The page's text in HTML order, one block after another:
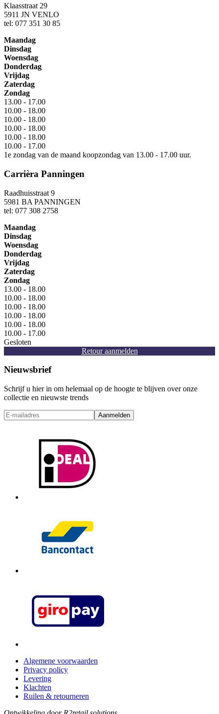
Klaasstraat 29
5911 JN VENLO
tel: 077 351 30 85
Maandag
Dinsdag
Woensdag
Donderdag
Vrijdag
Zaterdag
Zondag
13.00 - 17.00
10.00 - 18.00
10.00 - 18.00
10.00 - 18.00
10.00 - 18.00
10.00 - 17.00
1e zondag van de maand koopzondag van 13.00 - 17.00 uur.
Carrièra Panningen
Raadhuisstraat 9
5981 BA PANNINGEN
tel: 077 308 2758
Maandag
Dinsdag
Woensdag
Donderdag
Vrijdag
Zaterdag
Zondag
13.00 - 18.00
10.00 - 18.00
10.00 - 18.00
10.00 - 18.00
10.00 - 18.00
10.00 - 17.00
Gesloten
Retour aanmelden
Nieuwsbrief
Schrijf u hier in om helemaal op de hoogte te blijven over onze
collectie en nieuwste trends
Aanmelden
Algemene voorwaarden
Privacy policy
Levering
Klachten
Ruilen & retourneren